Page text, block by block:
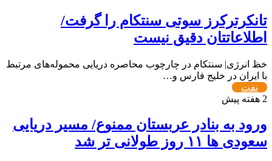
تانکرترکرز سوتی سنتکام را گرفت/
اطلاعاتتان دقیق نیست
خظ انرژی| سنتکام در چارچوب محاصره دریایی محموله‌های مرتبط
با ایران در خلیج فارس و…
نفت
2 هفته پیش
ورود به بنادر عربستان ممنوع/ مسیر دریایی
سعودی ها ۱۱ روز طولانی تر شد